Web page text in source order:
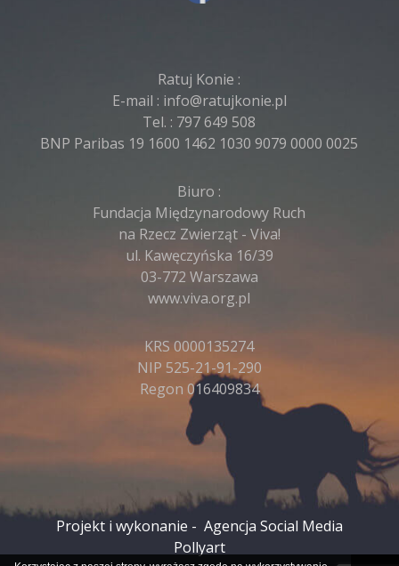
Ratuj Konie :
E-mail : info@ratujkonie.pl
Tel. : 797 649 508
BNP Paribas 19 1600 1462 1030 9079 0000 0025
Biuro :
Fundacja Międzynarodowy Ruch
na Rzecz Zwierząt - Viva!
ul. Kawęczyńska 16/39
03-772 Warszawa
www.viva.org.pl
KRS 0000135274
NIP 525-21-91-290
Regon 016409834
Projekt i wykonanie - Agencja Social Media
Pollyart